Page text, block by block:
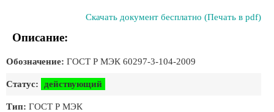
Скачать документ бесплатно (Печать в pdf)
Описание:
Обозначение: ГОСТ Р МЭК 60297-3-104-2009
Статус: действующий
Тип: ГОСТ Р МЭК